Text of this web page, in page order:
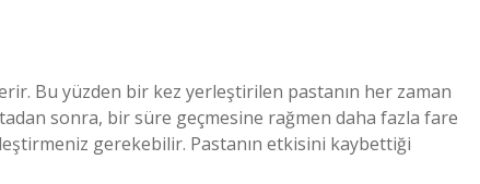
Bu yüzden bir kez yerleştirilen pastanın her zaman
sonra, bir süre geçmesine rağmen daha fazla fare
gerekebilir. Pastanın etkisini kaybettiği